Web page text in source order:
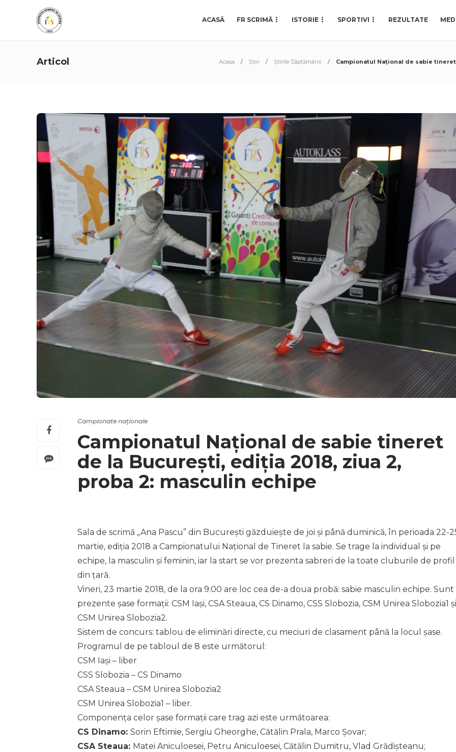
ACASĂ FR SCRIMĂ ISTORIE SPORTIVI REZULTATE
Articol Acasa Știri Știrile Săptămânii Campionatul Național de sabie
Campionate naționale
Campionatul Național de sabie tineret
de la București, ediția 2018, ziua 2,
proba 2: masculin echipe
Sala de scrimă „Ana Pascu” din București găzduiește de joi și până duminică, în perioada 22-
martie, ediția 2018 a Campionatului Național de Tineret la sabie. Se trage la individual și pe
echipe, la masculin și feminin, iar la start se vor prezenta sabreri de la toate cluburile de profil
din țară.
Vineri, 23 martie 2018, de la ora 9:00 are loc cea de-a doua probă: sabie masculin echipe. Sunt
prezente șase formații: CSM Iași, CSA Steaua, CS Dinamo, CSS Slobozia, CSM Unirea Slobozia1 și
CSM Unirea Slobozia2.
Sistem de concurs: tablou de eliminări directe, cu meciuri de clasament până la locul șase.
Programul de pe tabloul de 8 este următorul:
CSM Iași – liber
CSS Slobozia – CS Dinamo
CSA Steaua – CSM Unirea Slobozia2
CSM Unirea Slobozia1 – liber.
Componența celor șase formații care trag azi este următoarea:
CS Dinamo: Sorin Eftimie, Sergiu Gheorghe, Cătălin Prala, Marco Șovar;
CSA Steaua: Matei Aniculoesei, Petru Aniculoesei, Cătălin Dumitru, Vlad Grădișteanu;